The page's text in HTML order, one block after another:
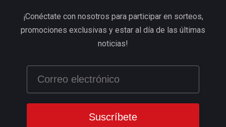
¡Conéctate con nosotros para participar en sorteos,
promociones exclusivas y estar al día de las últimas
noticias!